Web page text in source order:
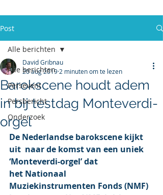
Post
Alle berichten
Persevent
Persbericht
Onderzoek
Alle berichten
Barokscene houdt adem
in bij testdag Monteverdi-
orgel
David Gribnau
20 aug 2019 2 minuten om te lezen
De Nederlandse barokscene kijkt
uit  naar de komst van een uniek
‘Monteverdi-orgel’ dat
het Nationaal
Muziekinstrumenten Fonds (NMF)